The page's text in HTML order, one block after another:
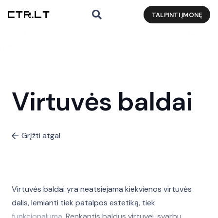
TALPINTI ĮMONĘ
Virtuvės baldai
Grįžti atgal
Virtuvės baldai yra neatsiejama kiekvienos virtuvės
dalis, lemianti tiek patalpos estetiką, tiek